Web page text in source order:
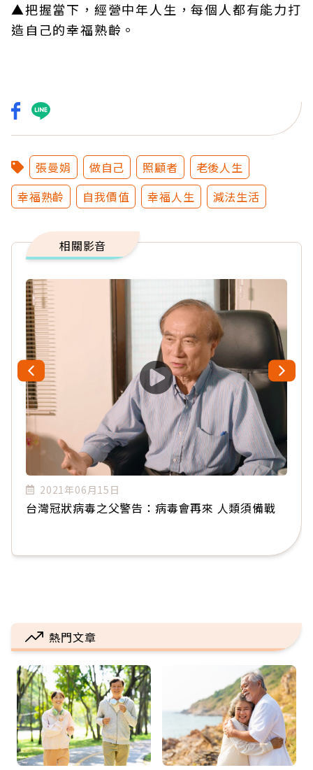
▲把握當下，經營中年人生，每個人都有能力打
造自己的幸福熟齡。
張曼娟 做自己 照顧者
老後人生
幸福熟齡
自我價值 幸福人生 減法生活
相關影音
2021年06月15日
台灣冠狀病毒之父警告：病毒會再來 人類須備戰
熱門文章